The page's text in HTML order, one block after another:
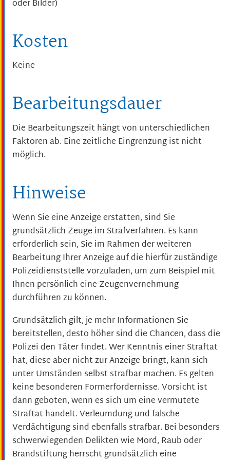
oder Bilder)
Kosten
Keine
Bearbeitungsdauer
Die Bearbeitungszeit hängt von unterschiedlichen
Faktoren ab. Eine zeitliche Eingrenzung ist nicht
möglich.
Hinweise
Wenn Sie eine Anzeige erstatten, sind Sie
grundsätzlich Zeuge im Strafverfahren. Es kann
erforderlich sein, Sie im Rahmen der weiteren
Bearbeitung Ihrer Anzeige auf die hierfür zuständige
Polizeidienststelle vorzuladen, um zum Beispiel mit
Ihnen persönlich eine Zeugenvernehmung
durchführen zu können.
Grundsätzlich gilt, je mehr Informationen Sie
bereitstellen, desto höher sind die Chancen, dass die
Polizei den Täter findet. Wer Kenntnis einer Straftat
hat, diese aber nicht zur Anzeige bringt, kann sich
unter Umständen selbst strafbar machen. Es gelten
keine besonderen Formerfordernisse. Vorsicht ist
dann geboten, wenn es sich um eine vermutete
Straftat handelt. Verleumdung und falsche
Verdächtigung sind ebenfalls strafbar. Bei besonders
schwerwiegenden Delikten wie Mord, Raub oder
Brandstiftung herrscht grundsätzlich eine